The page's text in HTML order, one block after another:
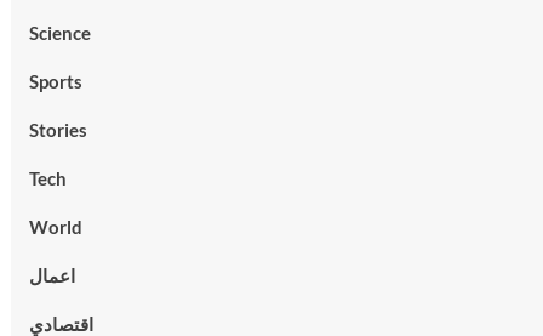
Science
Sports
Stories
Tech
World
اعمال
اقتصادي